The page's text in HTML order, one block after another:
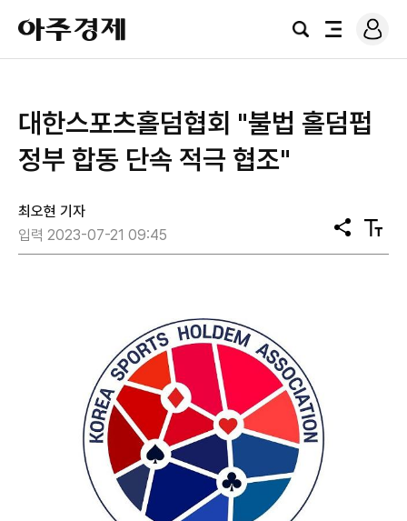
아
주
경
검
전
로
그
대한스포츠홀덤협회 "불법 홀덤펍
정부 합동 단속 적극 협조"
최오현 기자
입력 2023-07-21 09:45
공
유
텍
스